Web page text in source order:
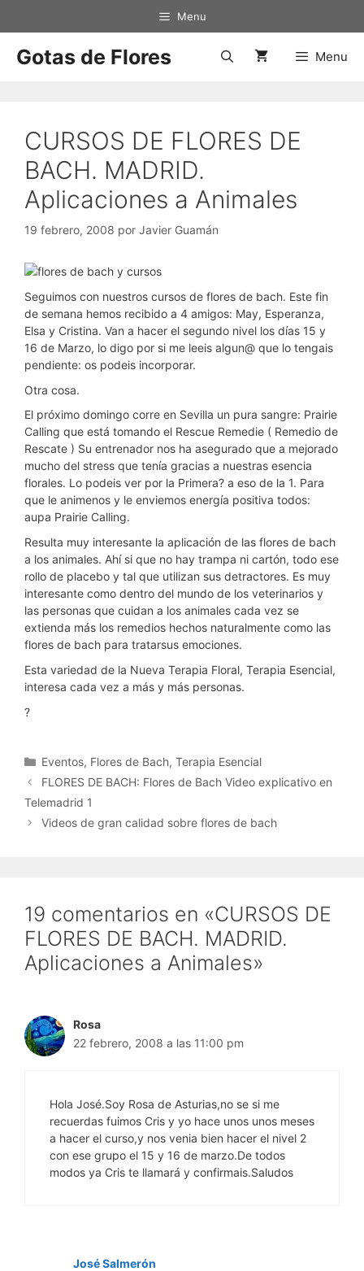
Menu
Gotas de Flores Menu
CURSOS DE FLORES DE
BACH. MADRID.
Aplicaciones a Animales
19 febrero, 2008 por Javier Guamán
Seguimos con nuestros cursos de flores de bach. Este fin
de semana hemos recibido a 4 amigos: May, Esperanza,
Elsa y Cristina. Van a hacer el segundo nivel los días 15 y
16 de Marzo, lo digo por si me leeis algun@ que lo tengais
pendiente: os podeis incorporar.
Otra cosa.
El próximo domingo corre en Sevilla un pura sangre: Prairie
Calling que está tomando el Rescue Remedie ( Remedio de
Rescate ) Su entrenador nos ha asegurado que a mejorado
mucho del stress que tenía gracias a nuestras esencia
florales. Lo podeis ver por la Primera? a eso de la 1. Para
que le animenos y le enviemos energía positiva todos:
aupa Prairie Calling.
Resulta muy interesante la aplicación de las flores de bach
a los animales. Ahí si que no hay trampa ni cartón, todo ese
rollo de placebo y tal que utilizan sus detractores. Es muy
interesante como dentro del mundo de los veterinarios y
las personas que cuidan a los animales cada vez se
extienda más los remedios hechos naturalmente como las
flores de bach para tratarsus emociones.
Esta variedad de la Nueva Terapia Floral, Terapia Esencial,
interesa cada vez a más y más personas.
?
Categorías
Eventos, Flores de Bach,Terapia Esencial
FLORES DE BACH: Flores de Bach Video explicativo en
Telemadrid 1
Videos de gran calidad sobre flores de bach
19 comentarios en «CURSOS DE
FLORES DE BACH. MADRID.
Aplicaciones a Animales»
Rosa
22 febrero, 2008 a las 11:00 pm
Hola José.Soy Rosa de Asturias,no se si me
recuerdas fuimos Cris y yo hace unos unos meses
a hacer el curso,y nos venia bien hacer el nivel 2
con ese grupo el 15 y 16 de marzo.De todos
modos ya Cris te llamará y confirmais.Saludos
José Salmerón